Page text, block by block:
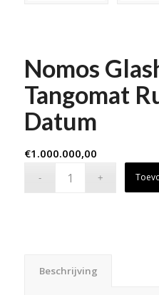
Nomos
Tangomat
Datum
€1.000.000,00
Beschrijving